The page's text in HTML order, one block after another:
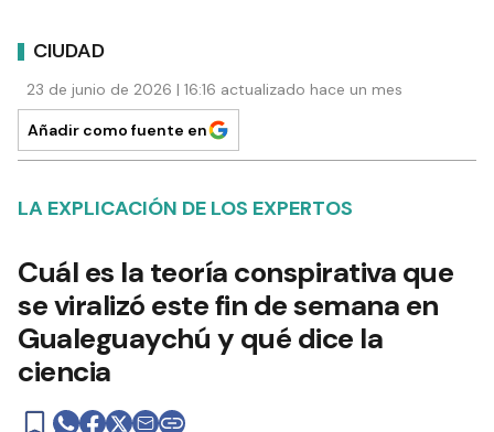
CIUDAD
23 de junio de 2026 | 16:16 actualizado hace un mes
Añadir como fuente en
LA EXPLICACIÓN DE LOS EXPERTOS
Cuál es la teoría conspirativa que
se viralizó este fin de semana en
Gualeguaychú y qué dice la
ciencia